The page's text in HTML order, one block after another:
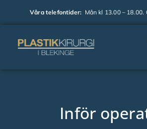
till
innehållet
Våra telefontider: Mån kl 13.00 –
Inför